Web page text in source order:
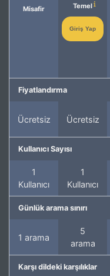
Misafir Temel
Giriş Yap
Fiyatlandırma
Ücretsiz Ücretsiz
Kullanıcı Sayısı
1
Kullanıcı
1
Kullanıcı
Günlük arama sınırı
1 arama
5
arama
Karşı dildeki karşılıklar